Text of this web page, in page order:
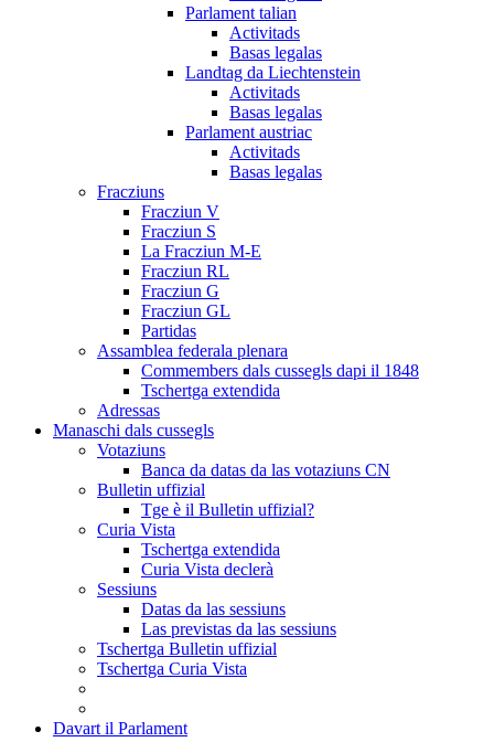
Parlament talian
Activitads
Basas legalas
Landtag da Liechtenstein
Activitads
Basas legalas
Parlament austriac
Activitads
Basas legalas
Fracziuns
Fracziun V
Fracziun S
La Fracziun M-E
Fracziun RL
Fracziun G
Fracziun GL
Partidas
Assamblea federala plenara
Commembers dals cussegls dapi il 1848
Tschertga extendida
Adressas
Manaschi dals cussegls
Votaziuns
Banca da datas da las votaziuns CN
Bulletin uffizial
Tge è il Bulletin uffizial?
Curia Vista
Tschertga extendida
Curia Vista declerà
Sessiuns
Datas da las sessiuns
Las previstas da las sessiuns
Tschertga Bulletin uffizial
Tschertga Curia Vista
Davart il Parlament